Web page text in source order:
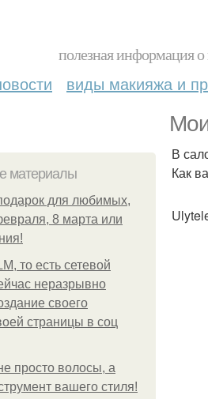
полезная информация
виды макияжа и
материалы
для любимых,
8 марта или
то есть сетевой
неразрывно
своего
страницы в соц
просто волосы, а
вашего стиля!
В
Как